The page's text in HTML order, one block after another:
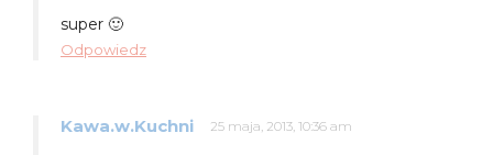
super 🙂
Odpowiedz
Kawa.w.Kuchni 25 maja, 2013, 10:36 am